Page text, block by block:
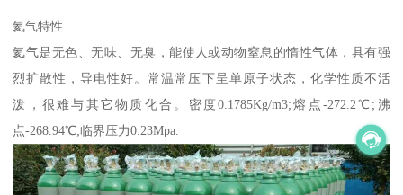
氦气特性
氦气是无色、无味、无臭，能使人或动物窒息的惰性气体，具有强
烈扩散性，导电性好。常温常压下呈单原子状态，化学性质不活
泼，很难与其它物质化合。密度0.1785Kg/m3;熔点-272.2℃;沸
点-268.94℃;临界压力0.23Mpa.